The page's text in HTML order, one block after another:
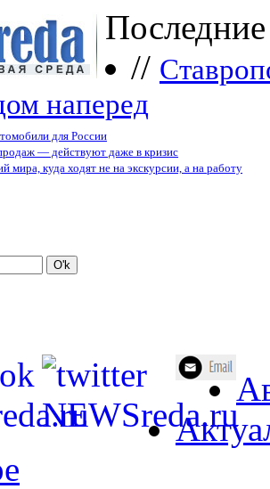
//
наперед
для России
— действуют даже в кризис
мира, куда ходят не на экскурсии, а на работу